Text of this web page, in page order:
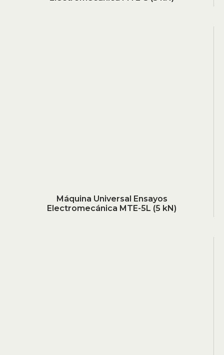
Máquina Universal Ensayos
Electromecánica MTE-5L (5 kN)